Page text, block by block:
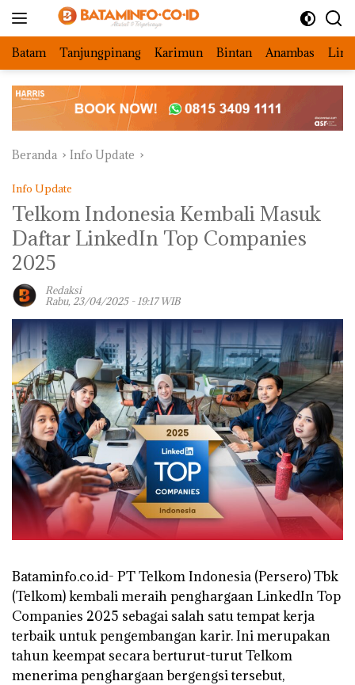
Batam Tanjungpinang Karimun Bintan Anambas
Beranda Info Update
Info Update
Telkom Indonesia Kembali Masuk
Daftar LinkedIn Top Companies
2025
Redaksi
Rabu, 23/04/2025 - 19:17 WIB
Bataminfo.co.id- PT Telkom Indonesia (Persero) Tbk
(Telkom) kembali meraih penghargaan LinkedIn Top
Companies 2025 sebagai salah satu tempat kerja
terbaik untuk pengembangan karir. Ini merupakan
tahun keempat secara berturut-turut Telkom
menerima penghargaan bergengsi tersebut,